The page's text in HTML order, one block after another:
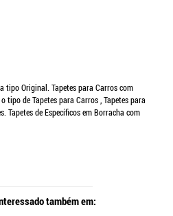
tipo Original. Tapetes para Carros com
tipo de Tapetes para Carros , Tapetes para
Tapetes de Específicos em Borracha com
também em: